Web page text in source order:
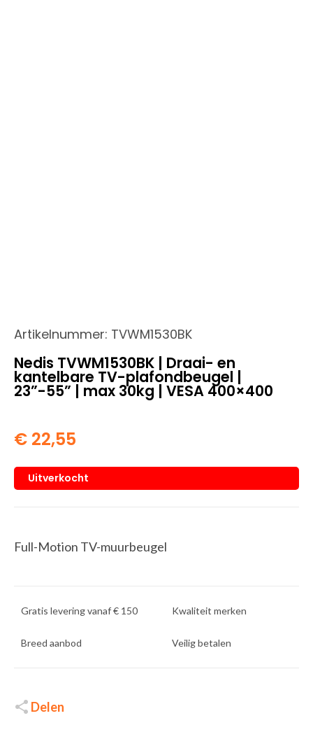
Artikelnummer: TVWM1530BK
Nedis TVWM1530BK | Draai- en
kantelbare TV-plafondbeugel |
23”-55” | max 30kg | VESA 400×400
€ 22,55
Uitverkocht
Full-Motion TV-muurbeugel
Gratis levering vanaf € 150 Kwaliteit merken
Breed aanbod Veilig betalen
Delen